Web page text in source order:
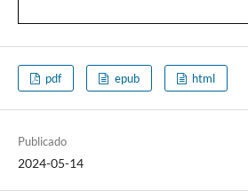
pdf epub html
Publicado
2024-05-14